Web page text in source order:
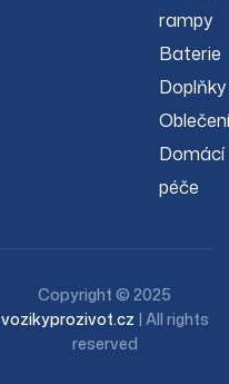
rampy
Baterie
Doplňky
Oblečení
Domácí
péče
Copyright © 2025
vozikyprozivot.cz | All rights
reserved